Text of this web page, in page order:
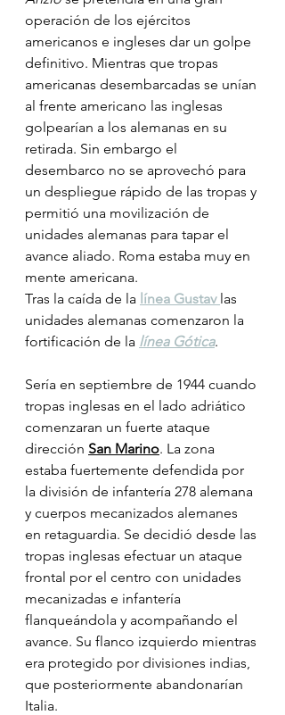
operación de los ejércitos
americanos e ingleses dar un golpe
definitivo. Mientras que tropas
americanas desembarcadas se unían
al frente americano las inglesas
golpearían a los alemanas en su
retirada. Sin embargo el
desembarco no se aprovechó para
un despliegue rápido de las tropas y
permitió una movilización de
unidades alemanas para tapar el
avance aliado. Roma estaba muy en
mente americana.
Tras la caída de la línea Gustav las
unidades alemanas comenzaron la
fortificación de la línea Gótica.
Sería en septiembre de 1944 cuando
tropas inglesas en el lado adriático
comenzaran un fuerte ataque
dirección San Marino. La zona
estaba fuertemente defendida por
la división de infantería 278 alemana
y cuerpos mecanizados alemanes
en retaguardia. Se decidió desde las
tropas inglesas efectuar un ataque
frontal por el centro con unidades
mecanizadas e infantería
flanqueándola y acompañando el
avance. Su flanco izquierdo mientras
era protegido por divisiones indias,
que posteriormente abandonarían
Italia.